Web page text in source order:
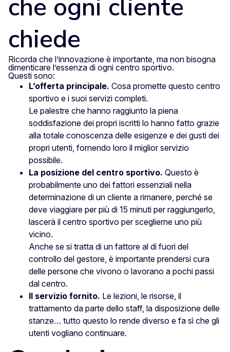
che ogni cliente
chiede
Ricorda che l’innovazione è importante, ma non bisogna
dimenticare l’essenza di ogni centro sportivo.
Questi sono:
L’offerta principale. Cosa promette questo centro
sportivo e i suoi servizi completi.
Le palestre che hanno raggiunto la piena
soddisfazione dei propri iscritti lo hanno fatto grazie
alla totale conoscenza delle esigenze e dei gusti dei
propri utenti, fornendo loro il miglior servizio
possibile.
La posizione del centro sportivo. Questo è
probabilmente uno dei fattori essenziali nella
determinazione di un cliente a rimanere, perché se
deve viaggiare per più di 15 minuti per raggiungerlo,
lascerà il centro sportivo per sceglierne uno più
vicino.
Anche se si tratta di un fattore al di fuori del
controllo del gestore, è importante prendersi cura
delle persone che vivono o lavorano a pochi passi
dal centro.
Il servizio fornito. Le lezioni, le risorse, il
trattamento da parte dello staff, la disposizione delle
stanze… tutto questo lo rende diverso e fa sì che gli
utenti vogliano continuare.